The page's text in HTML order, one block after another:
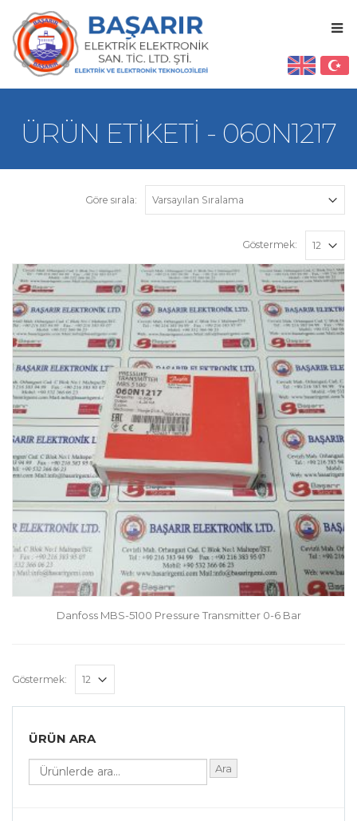
ÜRÜN ETIKETI - 060N1217
Göre sırala:
Göstermek:
Danfoss MBS-5100 Pressure Transmitter 0-6 Bar
Göstermek:
ÜRÜN ARA
Ara